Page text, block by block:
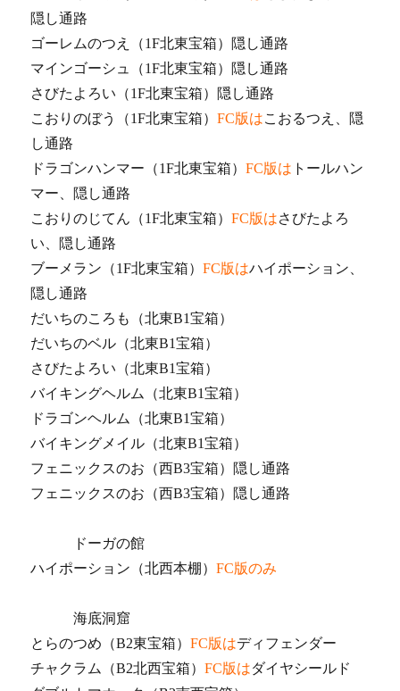
隠し通路
ゴーレムのつえ（1F北東宝箱）隠し通路
マインゴーシュ（1F北東宝箱）隠し通路
さびたよろい（1F北東宝箱）隠し通路
こおりのぼう（1F北東宝箱）FC版はこおるつえ、隠
し通路
ドラゴンハンマー（1F北東宝箱）FC版は トールハン
マー、隠し通路
こおりのじてん（1F北東宝箱）FC版はさびたよろ
い、隠し通路
ブーメラン（1F北東宝箱）FC版はハイポーション、
隠し通路
だいちのころも（北東B1宝箱）
だいちのベル（北東B1宝箱）
さびたよろい（北東B1宝箱）
バイキングヘルム（北東B1宝箱）
ドラゴンヘルム（北東B1宝箱）
バイキングメイル（北東B1宝箱）
フェニックスのお（西B3宝箱）隠し通路
フェニックスのお（西B3宝箱）隠し通路
ドーガの館
ハイポーション（北西本棚）FC版のみ
海底洞窟
とらのつめ（B2東宝箱）FC版はディフェンダー
チャクラム（B2北西宝箱）FC版はダイヤシールド